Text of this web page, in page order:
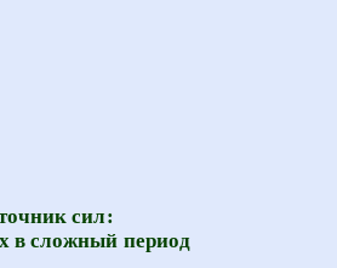
сил:
в сложный период